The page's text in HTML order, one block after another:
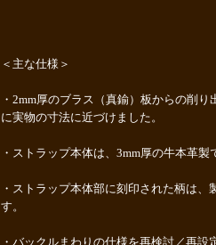
＜主な仕様＞
・2mm厚のブラス（真鍮）板からの削
に実物の寸法に近づけました。
・ストラップ本体は、3mm厚の牛本革製
・ストラップ本体部に刻印された柄は
す。
・バックルまわりの仕様を再検討／再